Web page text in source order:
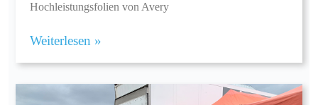
Hochleistungsfolien von Avery
Weiterlesen »